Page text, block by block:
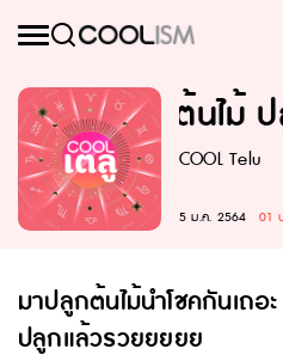
กันเถอะ 5 ต้นไม้
COOL Telu
5 ม.ค. 2564 01
มาปลูกต้นไม้นำโชคกันเถอ
ปลูกแล้วรวยยยยย